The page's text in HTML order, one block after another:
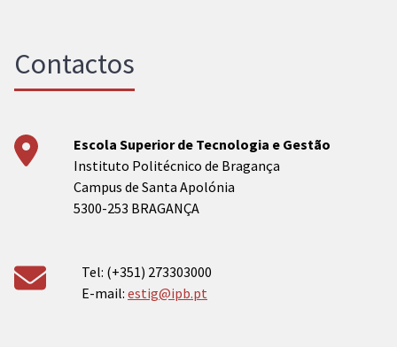
Contactos
Escola Superior de Tecnologia e Gestão
Instituto Politécnico de Bragança
Campus de Santa Apolónia
5300-253 BRAGANÇA
Tel: (+351) 273303000
E-mail: estig@ipb.pt